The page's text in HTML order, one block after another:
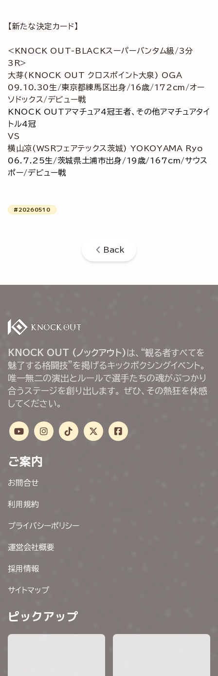
【新たな決定カード】
<KNOCK OUT-BLACKスーパーバンタム級/3分
3R>
大芽(KNOCK OUT クロスポイント大泉) OGA
09.10.30生/東京都練馬区出身/16歳/172cm/オー
ソドックス/デビュー戦
KNOCK OUTアマチュア4冠王者、その他アマチュアタイ
トル4冠
VS
横山凉(WSRフェアテックス茨城) YOKOYAMA Ryo
06.7.25生/茨城県土浦市出身/19歳/167cm/サウス
ポー/デビュー戦
#20260510
Back
KNOCK OUT (ノックアウト) は、“観る者すべてを
魅了する格闘技”を掲げるキックボクシングイベント。
唯一無二の演出とルールで選手たちの魂がぶつかり
合うステージを創り出します。 ぜひ、その熱狂を体感
してください。
ご案内
お問合せ
利用規約
プライバシーポリシー
運営会社概要
採用情報
サイトマップ
ピックアップ